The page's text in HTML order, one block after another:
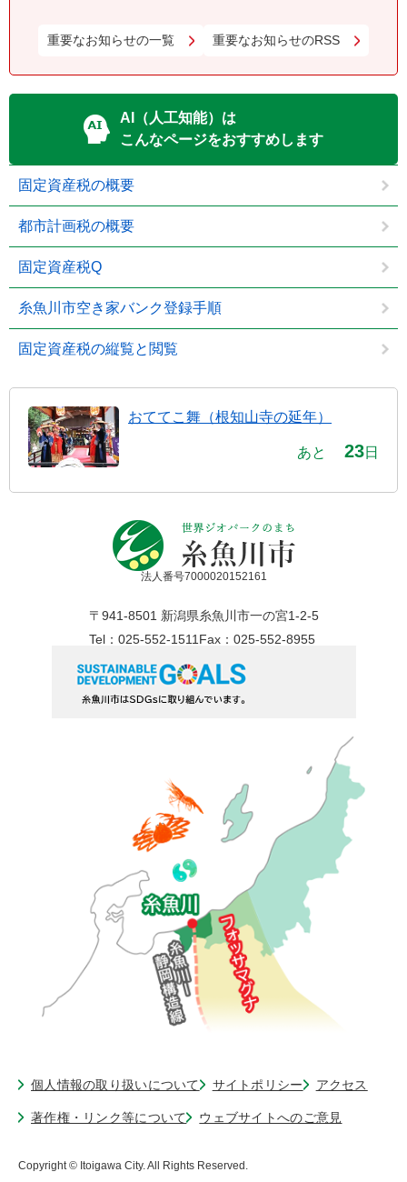
重要なお知らせの一覧 重要なお知らせのRSS
AI（人工知能）は
こんなページをおすすめします
固定資産税の概要
都市計画税の概要
固定資産税Q
糸魚川市空き家バンク登録手順
固定資産税の縦覧と閲覧
おててこ舞（根知山寺の延年）
あと 23日
法人番号7000020152161
〒941-8501 新潟県糸魚川市一の宮1-2-5
Tel：025-552-1511 Fax：025-552-8955
個人情報の取り扱いについて サイトポリシー アクセス
著作権・リンク等について ウェブサイトへのご意見
Copyright © Itoigawa City. All Rights Reserved.